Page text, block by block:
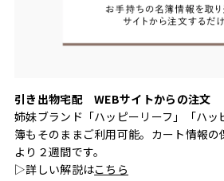
引き出物宅配 WEBサイトからの注文
姉妹ブランド「ハッピーリーフ」「ハッ
簿もそのままご利用可能。カート情報の
より２週間です。
▷詳しい解説はこちら